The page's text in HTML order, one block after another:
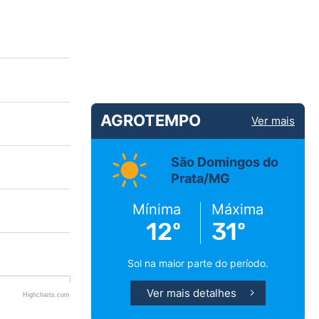
Highcharts.com
AGROTEMPO Ver mais
São Domingos do
Prata/MG
Mínima
12º
Máxima
31º
Sol na maior parte do período.
Ver mais detalhes